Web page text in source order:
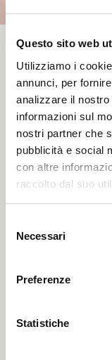
Questo sito web
Utilizziamo i
annunci, per
analizzare il
informazioni sul
nostri partner che
pubblicità e social
con altre
raccolto dal suo
delNecessari
Preferenze
Statistiche